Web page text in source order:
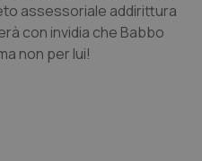
Bolzano
Trento
assessoriale addirittura
con invidia che Babbo
non per lui!